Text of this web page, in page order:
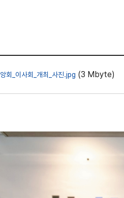
회_이사회_개최_사진.jpg (3 Mbyte)